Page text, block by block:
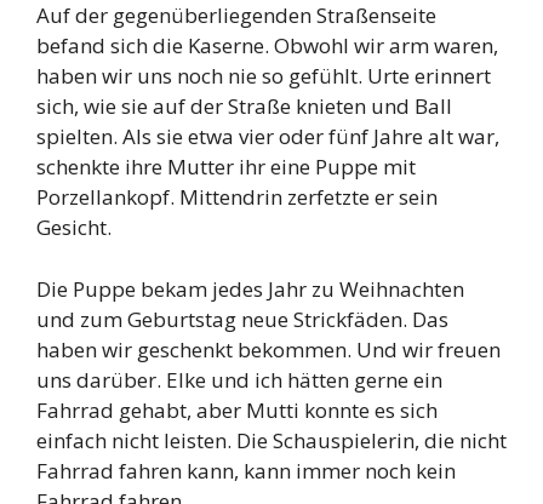
Auf der gegenüberliegenden Straßenseite
befand sich die Kaserne. Obwohl wir arm waren,
haben wir uns noch nie so gefühlt. Urte erinnert
sich, wie sie auf der Straße knieten und Ball
spielten. Als sie etwa vier oder fünf Jahre alt war,
schenkte ihre Mutter ihr eine Puppe mit
Porzellankopf. Mittendrin zerfetzte er sein
Gesicht.
Die Puppe bekam jedes Jahr zu Weihnachten
und zum Geburtstag neue Strickfäden. Das
haben wir geschenkt bekommen. Und wir freuen
uns darüber. Elke und ich hätten gerne ein
Fahrrad gehabt, aber Mutti konnte es sich
einfach nicht leisten. Die Schauspielerin, die nicht
Fahrrad fahren kann, kann immer noch kein